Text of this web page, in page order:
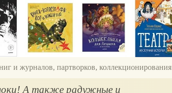
и журналов, партворков, коллекционирования
А также радужные и